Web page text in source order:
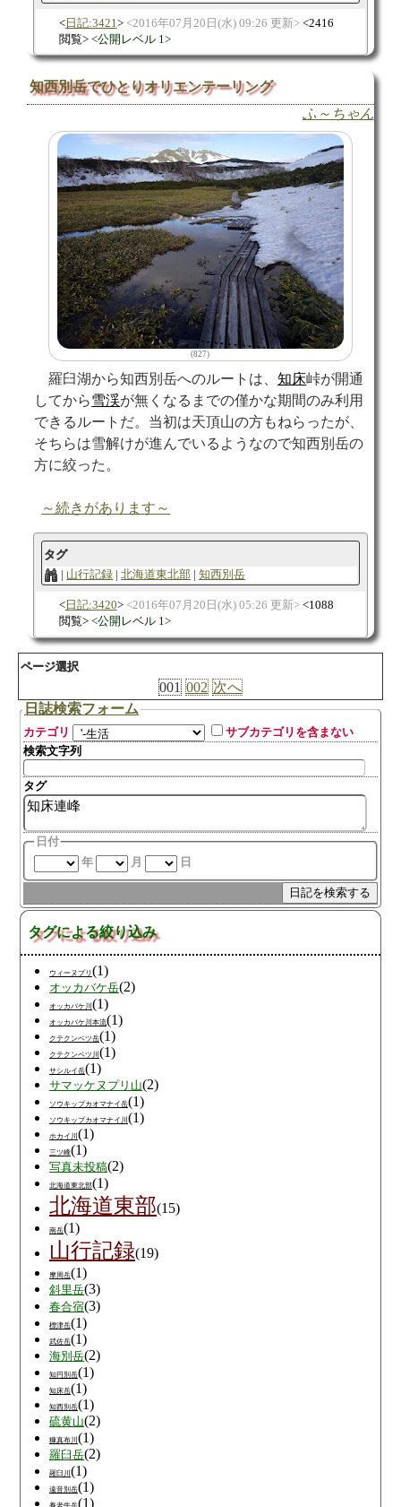
日記:3421 2016年07月20日(水) 09:26 更新
2416
閲覧
公開レベル 1
知西別岳でひとりオリエンテーリング
ふ～ちゃん
(827)
羅臼湖から知西別岳へのルートは、知床峠が開通
してから雪渓が無くなるまでの僅かな期間のみ利用
できるルートだ。当初は天頂山の方もねらったが、
そちらは雪解けが進んでいるようなので知西別岳の
方に絞った。
～続きがあります～
タグ
山行記録
北海道東北部 知西別岳
日記:3420 2016年07月20日(水) 05:26 更新
1088
閲覧
公開レベル 1
ページ選択
001 002 次へ
日誌検索フォーム
カテゴリ
サブカテゴリを含まない
検索文字列
タグ
日付
年
月 日
タグによる絞り込み
ウィーヌプリ (1)
オッカバケ岳(2)
オッカバケ川(1)
オッカバケ川本流(1)
クテクンベツ岳(1)
クテクンベツ川(1)
サシルイ岳(1)
サマッケヌプリ山(2)
ソウキップカオマナイ岳(1)
ソウキップカオマナイ川(1)
ホカイ川(1)
三ツ峰(1)
写真未投稿(2)
北海道東北部(1)
北海道東部(15)
南岳(1)
山行記録(19)
摩周岳(1)
斜里岳(3)
春合宿(3)
標津岳(1)
武佐岳(1)
海別岳(2)
知円別岳(1)
知床岳(1)
知西別岳(1)
硫黄山(2)
糠真布川(1)
羅臼岳(2)
羅臼川(1)
遠音別岳(1)
養老牛岳(1)